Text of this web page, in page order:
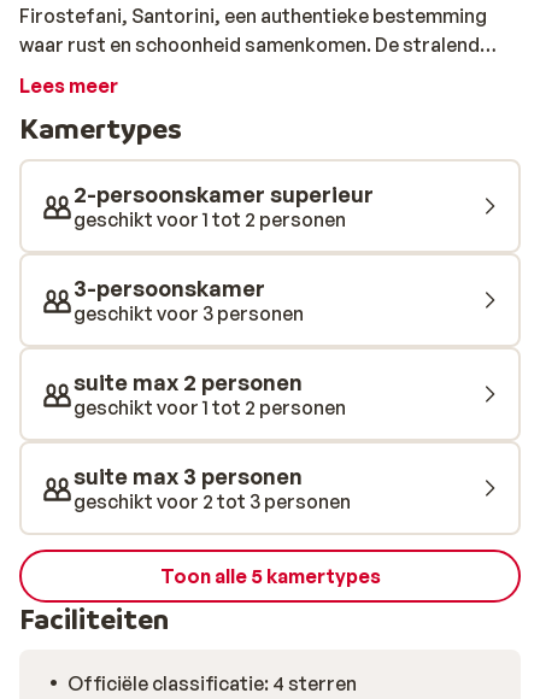
Firostefani, Santorini, een authentieke bestemming
waar rust en schoonheid samenkomen. De stralend
witte suites zijn een ode aan de traditionele Griekse
perfect is voor een ontspannende ontsnapping.
Gelegen aan de rand van het centrum, zijn de
charmante restaurants en winkels binnen handbereik,
zodat je het lokale leven gemakkelijk kunt verkennen.
De zwembadzone van Cliff Side Suites is een waar
paradijs, met een adembenemend uitzicht op de
Caldera. Hier kun je heerlijk relaxen op de
comfortabele ligstoelen, omgeven door de schoonheid
van drankjes en smakelijke snacks, ideaal voor een
moment van verwennerij. Of je nu reist met kinderen,
vrienden of als stel, deze unieke accommodatie biedt
de perfecte setting om de betoverende sfeer van het
eiland te ervaren.
Lees meer
Kamertypes
2-persoonskamer superieur
geschikt voor 1 tot 2 personen
3-persoonskamer
geschikt voor 3 personen
suite max 2 personen
geschikt voor 1 tot 2 personen
suite max 3 personen
geschikt voor 2 tot 3 personen
Toon alle 5 kamertypes
Faciliteiten
Officiële classificatie: 4 sterren